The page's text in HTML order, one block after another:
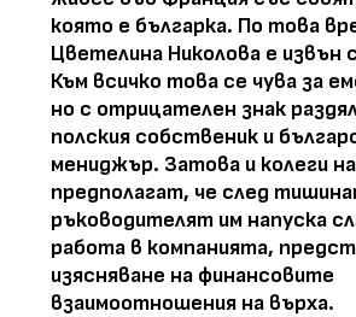
която е българка. По това
Цветелина Николова е извън
Към всичко това се чува за
но с отрицателен знак
полския собственик и
мениджър. Затова и колеги
предполагат, че след
ръководителят им напуска
работа в компанията,
изясняване на финансовите
взаимоотношения на върха.